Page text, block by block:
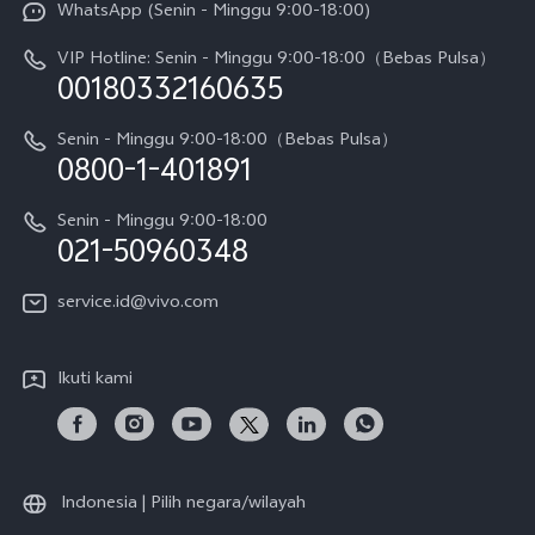
V70
V70 FE
Y05
X300 Pro
Gerai Terdekat
Pembaruan Sistem
Harga Spare Part
Otentikasi IMEI
Kebijakan Garansi vivo
Layanan Perbaikan Antar Jemput
Unduh LUT untuk Memulihkan Log
Sejarah
Berita
Pemberitahuan Hukum
Tentang Kami
Pusat Privasi vivo
WhatsApp (Senin - Minggu 9:00-18:00)
VIP Hotline: Senin - Minggu 9:00-18:00（Bebas Pulsa）
00180332160635
Senin - Minggu 9:00-18:00（Bebas Pulsa）
0800-1-401891
Senin - Minggu 9:00-18:00
021-50960348
service.id@vivo.com
Ikuti kami
Indonesia | Pilih negara/wilayah